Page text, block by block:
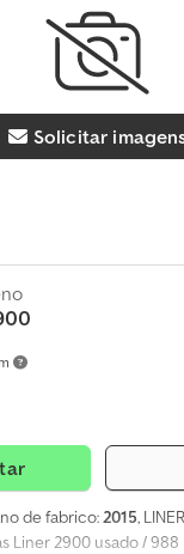
de formação de
0140 Pneus: 710/
faróis de trabalho
de advertência /
Solicitar
de fabrico: 2015,
Liner 2900 usado / 988